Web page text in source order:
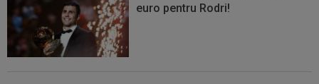
euro pentru Rodri!